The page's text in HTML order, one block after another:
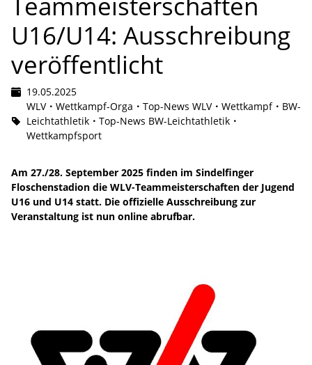
U16/U14: Ausschreibung
veröffentlicht
19.05.2025
WLV
Wettkampf-Orga Top-News WLV Wettkampf
BW-
Leichtathletik
Top-News BW-Leichtathletik
Wettkampfsport
Am 27./28. September 2025 finden im Sindelfinger
Floschenstadion die WLV-Teammeisterschaften der Jugend
U16 und U14 statt. Die offizielle Ausschreibung zur
Veranstaltung ist nun online abrufbar.